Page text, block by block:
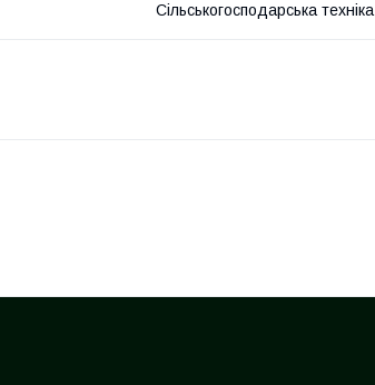
Сільськогосподарська техніка